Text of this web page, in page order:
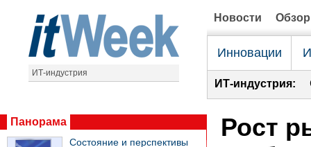
ИТ-индустрия
Новости
Инновации
ИТ-индустрия:
Панорама
Состояние и перспективы
Рост